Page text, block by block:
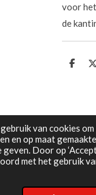
van cookies om
en op maat gemaakte
Door op
met het gebruik
voor
de
D
D